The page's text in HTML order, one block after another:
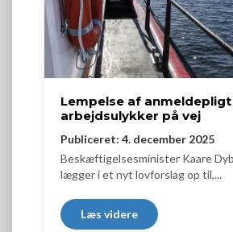
Lempelse af
arbejdsulykker på vej
Publiceret: 4. december 2025
Beskæftigelsesminister Kaare
lægger i et nyt lovforslag op til,...
Læs videre